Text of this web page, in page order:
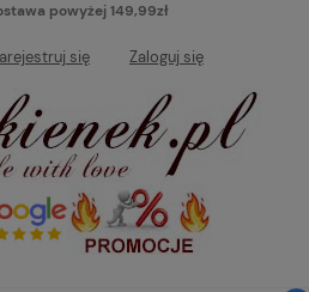
powyżej 149,99zł
się Zaloguj się